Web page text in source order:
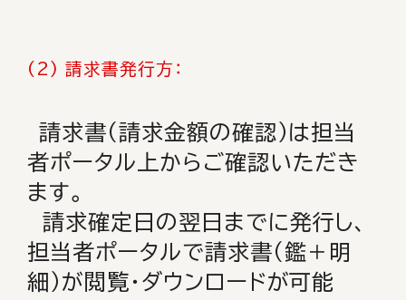
(2) 請求書発行方：
請求書（請求金額の確認）は担当
者ポータル上からご確認いただき
ます。
請求確定日の翌日までに発行し、
担当者ポータルで請求書（鑑＋明
細）が閲覧・ダウンロードが可能